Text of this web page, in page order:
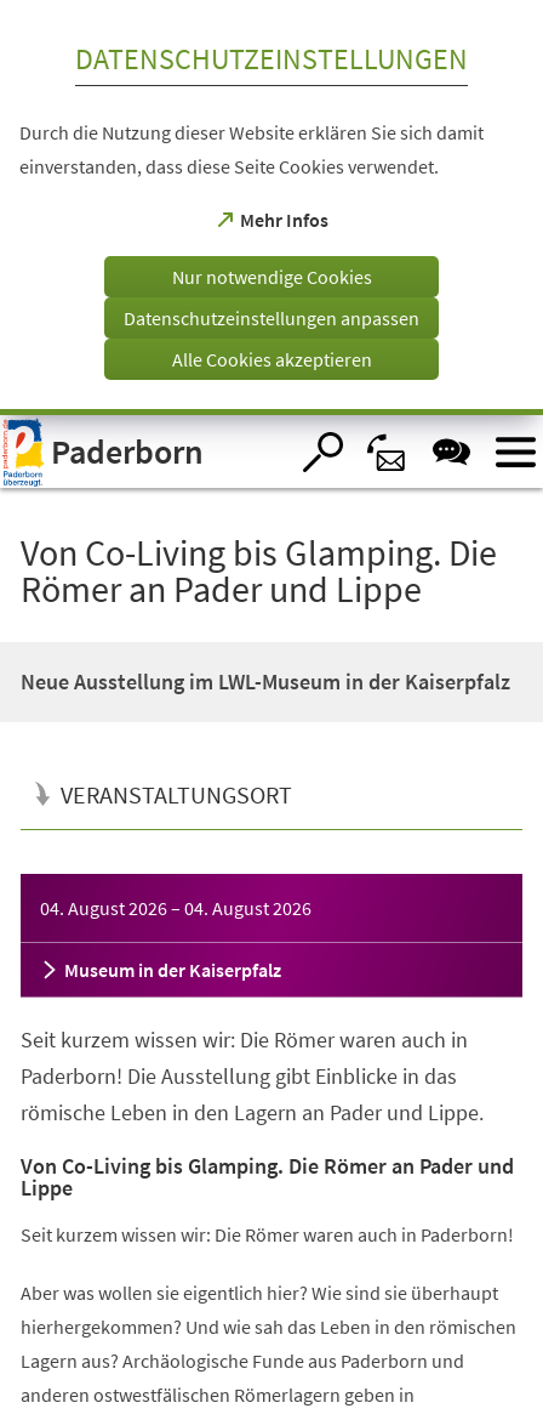
Visuelle
Assistenzsoftware
öffnen.
DATENSCHUTZEINSTELLUNGEN
Durch die Nutzung dieser Website erklären Sie sich damit
einverstanden, dass diese Seite Cookies verwendet.
Mehr Infos
(Öffnet
einem
Tab)
Nur notwendige Cookies
Datenschutzeinstellungen anpassen
Alle Cookies akzeptieren
Paderborn
Von Co-Living bis Glamping. Die
Römer an Pader und Lippe
Neue Ausstellung im LWL-Museum in der Kaiserpfalz
VERANSTALTUNGSORT
04. August 2026– 04. August 2026
Museum in der Kaiserpfalz
Seit kurzem wissen wir: Die Römer waren auch in
Paderborn! Die Ausstellung gibt Einblicke in das
römische Leben in den Lagern an Pader und Lippe.
Von Co-Living bis Glamping. Die Römer an Pader und
Lippe
Seit kurzem wissen wir: Die Römer waren auch in Paderborn!
Aber was wollen sie eigentlich hier? Wie sind sie überhaupt
hierhergekommen? Und wie sah das Leben in den römischen
Lagern aus? Archäologische Funde aus Paderborn und
anderen ostwestfälischen Römerlagern geben in